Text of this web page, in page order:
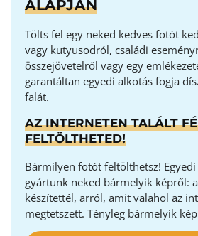
ALAPJÁN
Tölts fel egy neked kedves fotót
vagy kutyusodról, családi
összejövetelről vagy egy
garantáltan egyedi alkotás fogja
falát.
AZ INTERNETEN TALÁLT
FELTÖLTHETED!
Bármilyen fotót feltölthetsz!
gyártunk neked bármelyik képről:
készítettél, arról, amit valahol az
megtetszett. Tényleg bármelyik